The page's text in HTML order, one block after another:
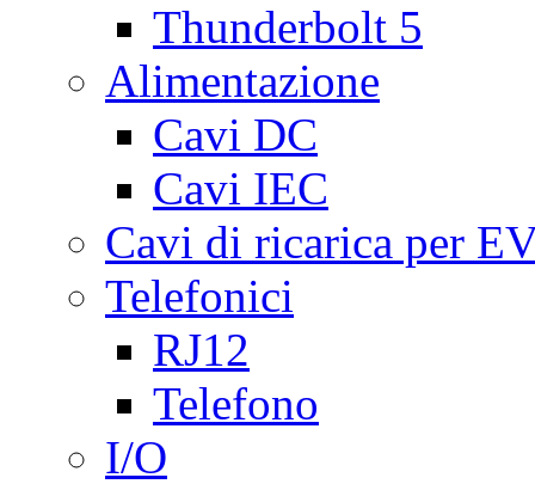
Thunderbolt 5
Alimentazione
Cavi DC
Cavi IEC
Cavi di ricarica per
Telefonici
RJ12
Telefono
I/O